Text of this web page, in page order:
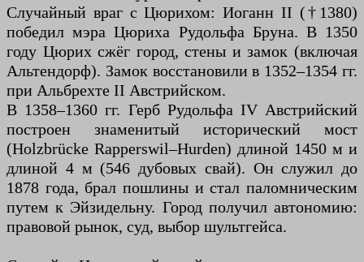
Случайный враг с Цюрихом: Иоганн II (†1380)
победил мэра Цюриха Рудольфа Бруна. В 1350
году Цюрих сжёг город, стены и замок (включая
Альтендорф). Замок восстановили в 1352–1354 гг.
при Альбрехте II Австрийском.
В 1358–1360 гг. Герб Рудольфа IV Австрийский
построен знаменитый исторический мост
(Holzbrücke Rapperswil–Hurden) длиной 1450 м и
длиной 4 м (546 дубовых свай). Он служил до
1878 года, брал пошлины и стал паломническим
путем к Эйзидельну. Город получил автономию:
правовой рынок, суд, выбор шультгейса.